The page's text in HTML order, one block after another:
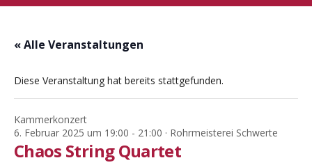
« Alle Veranstaltungen
Diese Veranstaltung hat bereits stattgefunden.
Kammerkonzert
6. Februar 2025 um 19:00 - 21:00 · Rohrmeisterei Schwerte
Chaos String Quartet
Über uns
Kontakt